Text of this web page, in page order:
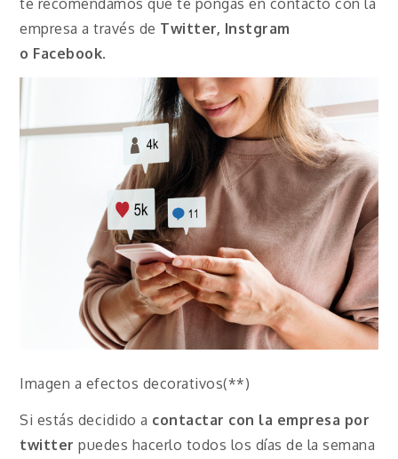
te recomendamos que te pongas en contacto con la
empresa a través de Twitter, Instgram
o Facebook.
Imagen a efectos decorativos(**)
Si estás decidido a contactar con la empresa por
twitter puedes hacerlo todos los días de la semana